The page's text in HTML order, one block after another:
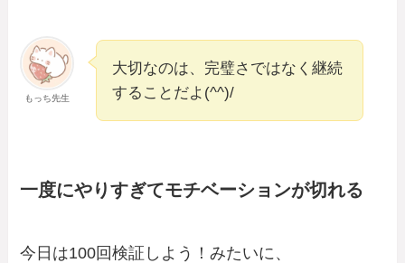
もっち先生
大切なのは、完璧さではなく継続
することだよ(^^)/
一度にやりすぎてモチベーションが切れる
今日は100回検証しよう！みたいに、